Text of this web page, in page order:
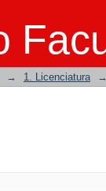
→ 1. Licenciatura